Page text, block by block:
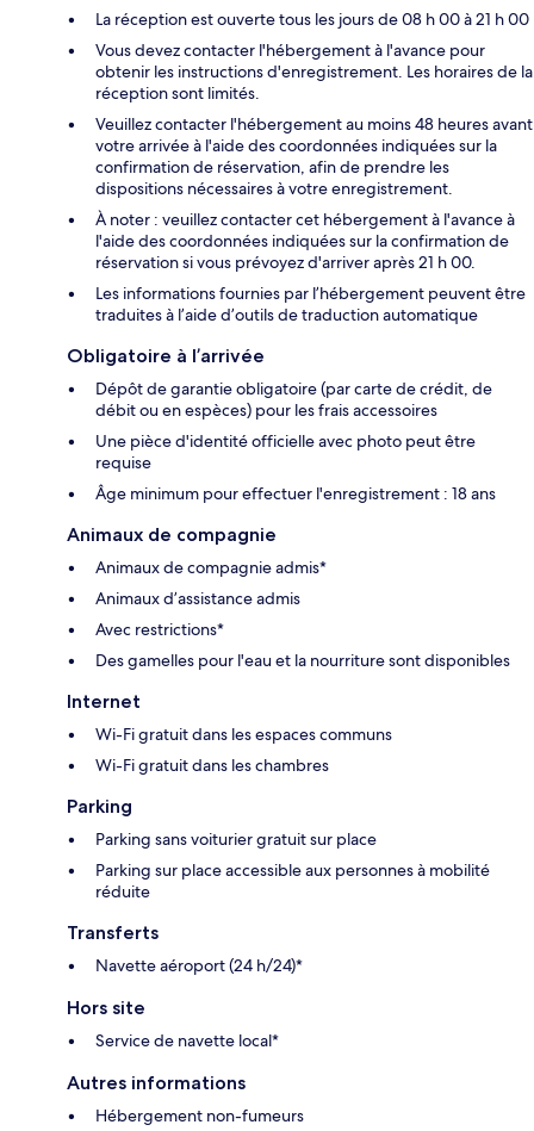
La réception est ouverte tous les jours de 08 h 00 à 21 h 00
Vous devez contacter l'hébergement à l'avance pour
obtenir les instructions d'enregistrement. Les horaires de la
réception sont limités.
Veuillez contacter l'hébergement au moins 48 heures avant
votre arrivée à l'aide des coordonnées indiquées sur la
confirmation de réservation, afin de prendre les
dispositions nécessaires à votre enregistrement.
À noter : veuillez contacter cet hébergement à l'avance à
l'aide des coordonnées indiquées sur la confirmation de
réservation si vous prévoyez d'arriver après 21 h 00.
Les informations fournies par l’hébergement peuvent être
traduites à l’aide d’outils de traduction automatique
Obligatoire à l’arrivée
Dépôt de garantie obligatoire (par carte de crédit, de
débit ou en espèces) pour les frais accessoires
Une pièce d'identité officielle avec photo peut être
requise
Âge minimum pour effectuer l'enregistrement : 18 ans
Animaux de compagnie
Animaux de compagnie admis*
Animaux d’assistance admis
Avec restrictions*
Des gamelles pour l'eau et la nourriture sont disponibles
Internet
Wi-Fi gratuit dans les espaces communs
Wi-Fi gratuit dans les chambres
Parking
Parking sans voiturier gratuit sur place
Parking sur place accessible aux personnes à mobilité
réduite
Transferts
Navette aéroport (24 h/24)*
Hors site
Service de navette local*
Autres informations
Hébergement non-fumeurs